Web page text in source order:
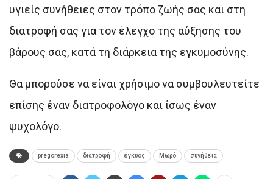
υγιείς συνήθειες στον τρόπο ζωής σας και στη
διατροφή σας για τον έλεγχο της αύξησης του
βάρους σας, κατά τη διάρκεια της εγκυμοσύνης.
Θα μπορούσε να είναι χρήσιμο να συμβουλευτείτε
επίσης έναν διατροφολόγο και ίσως έναν
ψυχολόγο.
pregorexia διατροφή έγκυος Μωρό συνήθεια